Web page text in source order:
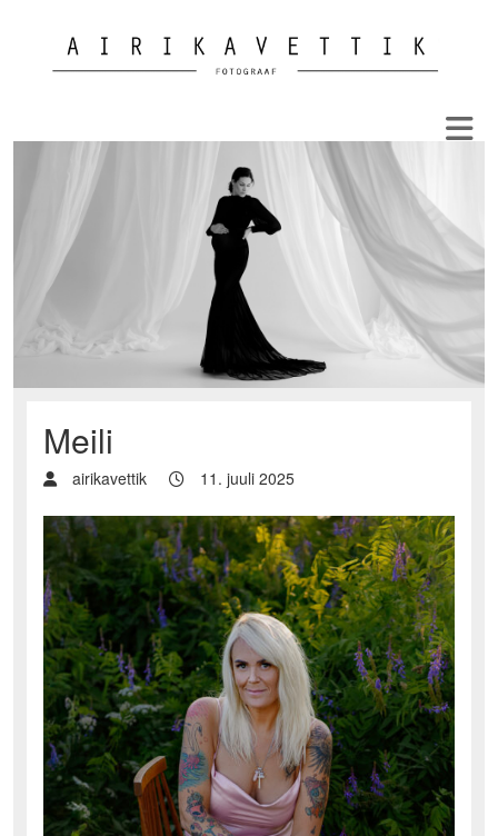
Meili
airikavettik 11. juuli 2025